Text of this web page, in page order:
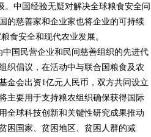
。中国经验无疑对解决全球粮食安全问
的慈善家和企业家也将企业的可持续
食安全和现代农业发展。
国民营企业和民间慈善组织的先进代
织倡议，在活动中与联合国粮食及农
金会出资1亿元人民币，双方共同设立
主要用于支持粮农组织确保获得国际
全球科技创新和关键性研究成果推动
困国家、贫困地区、贫困人群的减